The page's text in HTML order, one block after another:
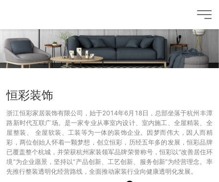
恒彩装饰
浙江恒彩家居装饰有限公司，始于2014年6月18日，总部坐落于杭州丰潭
路新时代互联广场。是一家专业从事室内设计、室内施工、全屋精装、全
屋整装、 全屋软装、工装等为一体的装饰企业。因梦而伟大，因人而精
彩，两位创始人怀着一颗梦想，创立恒彩，历经五年多的发展，恒彩品牌
已覆盖整个杭城，并荣获杭州家装领军品牌荣誉称号，恒彩以“改善居住环
境”为企业愿景，坚持以“产品创新、工艺创新、服务创新”为经营理念。率
先推行整装透明化经营路线，全面推动家装行业向健康透明化发展。